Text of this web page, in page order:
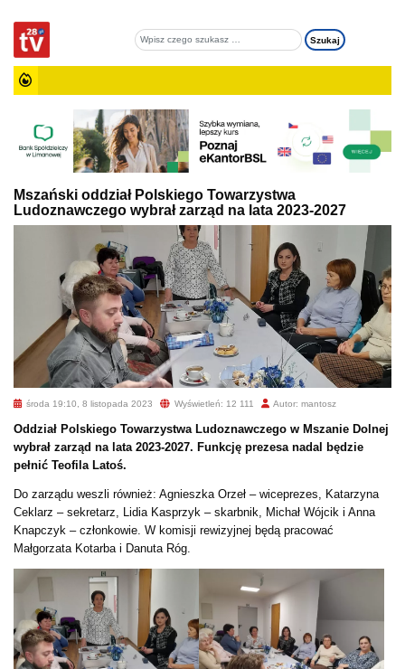
Mszański oddział Polskiego Towarzystwa
Ludoznawczego wybrał zarząd na lata 2023-2027
środa 19:10, 8 listopada 2023 Wyświetleń: 12 111 Autor: mantosz
Oddział Polskiego Towarzystwa Ludoznawczego w Mszanie Dolnej
wybrał zarząd na lata 2023-2027. Funkcję prezesa nadal będzie
pełnić Teofila Latoś.
Do zarządu weszli również: Agnieszka Orzeł – wiceprezes, Katarzyna
Ceklarz – sekretarz, Lidia Kasprzyk – skarbnik, Michał Wójcik i Anna
Knapczyk – członkowie. W komisji rewizyjnej będą pracować
Małgorzata Kotarba i Danuta Róg.